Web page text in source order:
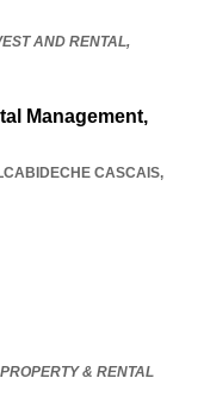
AND RENTAL,
Management,
CASCAIS,
& RENTAL